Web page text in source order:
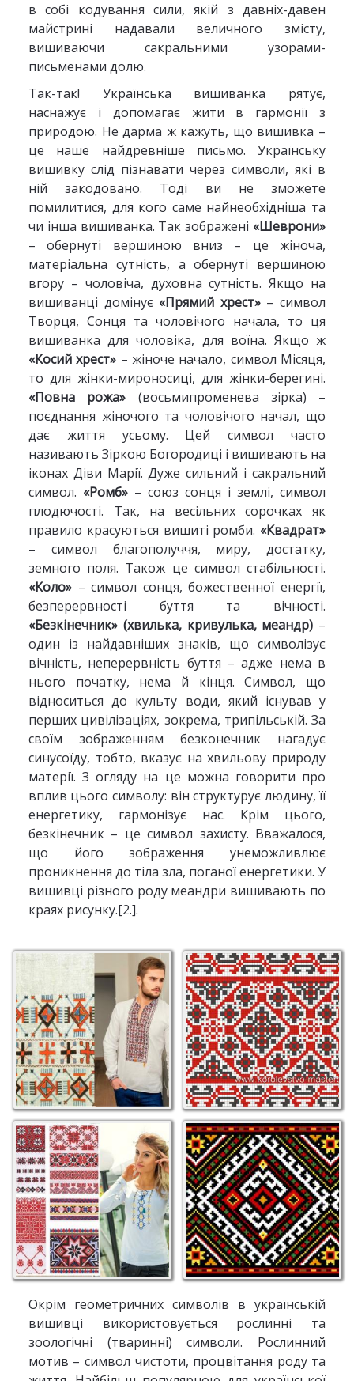
в собі кодування сили, якій з давніх-давен
майстрині надавали величного змісту,
вишиваючи сакральними узорами-
письменами долю.
Так-так! Українська вишиванка рятує,
наснажує і допомагає жити в гармонії з
природою. Не дарма ж кажуть, що вишивка –
це наше найдревніше письмо. Українську
вишивку слід пізнавати через символи, які в
ній закодовано. Тоді ви не зможете
помилитися, для кого саме найнеобхідніша та
чи інша вишиванка. Так зображені «Шеврони»
– обернуті вершиною вниз – це жіноча,
матеріальна сутність, а обернуті вершиною
вгору – чоловіча, духовна сутність. Якщо на
вишиванці домінує «Прямий хрест»– символ
Творця, Сонця та чоловічого начала, то ця
вишиванка для чоловіка, для воїна. Якщо ж
«Косий хрест» – жіноче начало, символ Місяця,
то для жінки-мироносиці, для жінки-берегині.
«Повна рожа» (восьмипроменева зірка) –
поєднання жіночого та чоловічого начал, що
дає життя усьому. Цей символ часто
називають Зіркою Богородиці і вишивають на
іконах Діви Марії. Дуже сильний і сакральний
символ. «Ромб»– союз сонця і землі, символ
плодючості. Так, на весільних сорочках як
правило красуються вишиті ромби. «Квадрат»
– символ благополуччя, миру, достатку,
земного поля. Також це символ стабільності.
«Коло»– символ сонця, божественної енергії,
безперервності буття та вічності.
«Безкінечник» (хвилька, кривулька, меандр) –
один із найдавніших знаків, що символізує
вічність, неперервність буття – адже нема в
нього початку, нема й кінця. Символ, що
відноситься до культу води, який існував у
перших цивілізаціях, зокрема, трипільській. За
своїм зображенням безконечник нагадує
синусоїду, тобто, вказує на хвильову природу
матерії. З огляду на це можна говорити про
вплив цього символу: він структурує людину, її
енергетику, гармонізує нас. Крім цього,
безкінечник – це символ захисту. Вважалося,
що його зображення унеможливлює
проникнення до тіла зла, поганої енергетики. У
вишивці різного роду меандри вишивають по
краях рисунку.[2.].
Окрім геометричних символів в українській
вишивці використовується рослинні та
зоологічні (тваринні) символи. Рослинний
мотив – символ чистоти, процвітання роду та